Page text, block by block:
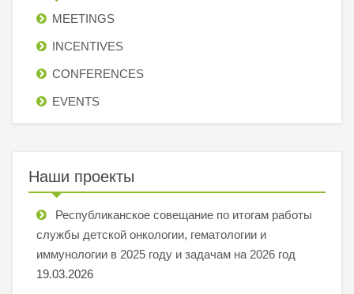
MEETINGS
INCENTIVES
СONFERENCES
EVENTS
Наши проекты
Республиканское совещание по итогам работы
службы детской онкологии, гематологии и
иммунологии в 2025 году и задачам на 2026 год
19.03.2026